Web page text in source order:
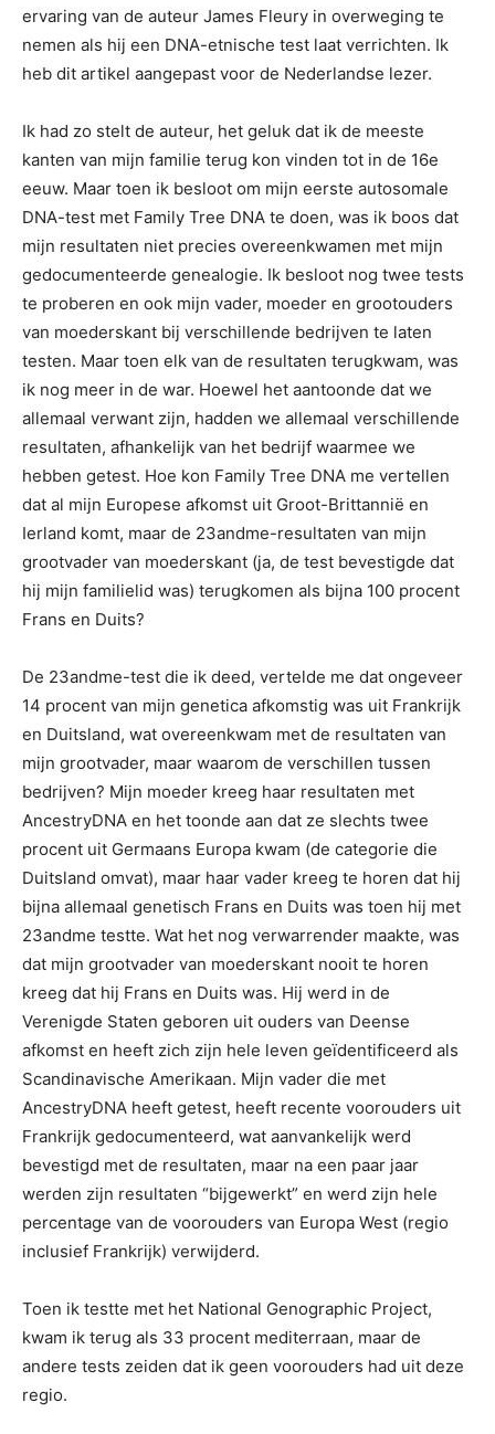
ervaring van de auteur James Fleury in overweging te
nemen als hij een DNA-etnische test laat verrichten. Ik
heb dit artikel aangepast voor de Nederlandse lezer.
Ik had zo stelt de auteur, het geluk dat ik de meeste
kanten van mijn familie terug kon vinden tot in de 16e
eeuw. Maar toen ik besloot om mijn eerste autosomale
DNA-test met Family Tree DNA te doen, was ik boos dat
mijn resultaten niet precies overeenkwamen met mijn
gedocumenteerde genealogie. Ik besloot nog twee tests
te proberen en ook mijn vader, moeder en grootouders
van moederskant bij verschillende bedrijven te laten
testen. Maar toen elk van de resultaten terugkwam, was
ik nog meer in de war. Hoewel het aantoonde dat we
allemaal verwant zijn, hadden we allemaal verschillende
resultaten, afhankelijk van het bedrijf waarmee we
hebben getest. Hoe kon Family Tree DNA me vertellen
dat al mijn Europese afkomst uit Groot-Brittannië en
Ierland komt, maar de 23andme-resultaten van mijn
grootvader van moederskant (ja, de test bevestigde dat
hij mijn familielid was) terugkomen als bijna 100 procent
Frans en Duits?
De 23andme-test die ik deed, vertelde me dat ongeveer
14 procent van mijn genetica afkomstig was uit Frankrijk
en Duitsland, wat overeenkwam met de resultaten van
mijn grootvader, maar waarom de verschillen tussen
bedrijven? Mijn moeder kreeg haar resultaten met
AncestryDNA en het toonde aan dat ze slechts twee
procent uit Germaans Europa kwam (de categorie die
Duitsland omvat), maar haar vader kreeg te horen dat hij
bijna allemaal genetisch Frans en Duits was toen hij met
23andme testte. Wat het nog verwarrender maakte, was
dat mijn grootvader van moederskant nooit te horen
kreeg dat hij Frans en Duits was. Hij werd in de
Verenigde Staten geboren uit ouders van Deense
afkomst en heeft zich zijn hele leven geïdentificeerd als
Scandinavische Amerikaan. Mijn vader die met
AncestryDNA heeft getest, heeft recente voorouders uit
Frankrijk gedocumenteerd, wat aanvankelijk werd
bevestigd met de resultaten, maar na een paar jaar
werden zijn resultaten “bijgewerkt” en werd zijn hele
percentage van de voorouders van Europa West (regio
inclusief Frankrijk) verwijderd.
Toen ik testte met het National Genographic Project,
kwam ik terug als 33 procent mediterraan, maar de
andere tests zeiden dat ik geen voorouders had uit deze
regio.